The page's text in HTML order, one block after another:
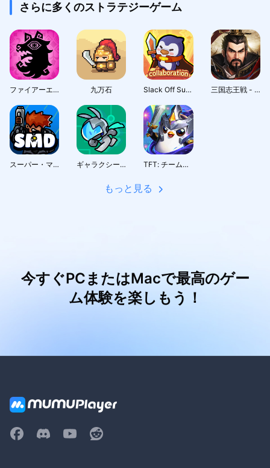
さらに多くのストラテジーゲーム
ファイアーエムブレム シャドウズ 九万石 Slack Off Survivor 三国志王戦 - 渡邉義浩教授、絶賛の話題作
スーパー・マリーン・ディフェンス ギャラクシーガード TFT: チームファイト タクティクス
もっと見る
今すぐPCまたはMacで最高のゲー
ム体験を楽しもう！